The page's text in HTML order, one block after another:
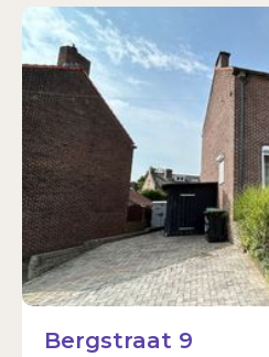
Bergstraat 9